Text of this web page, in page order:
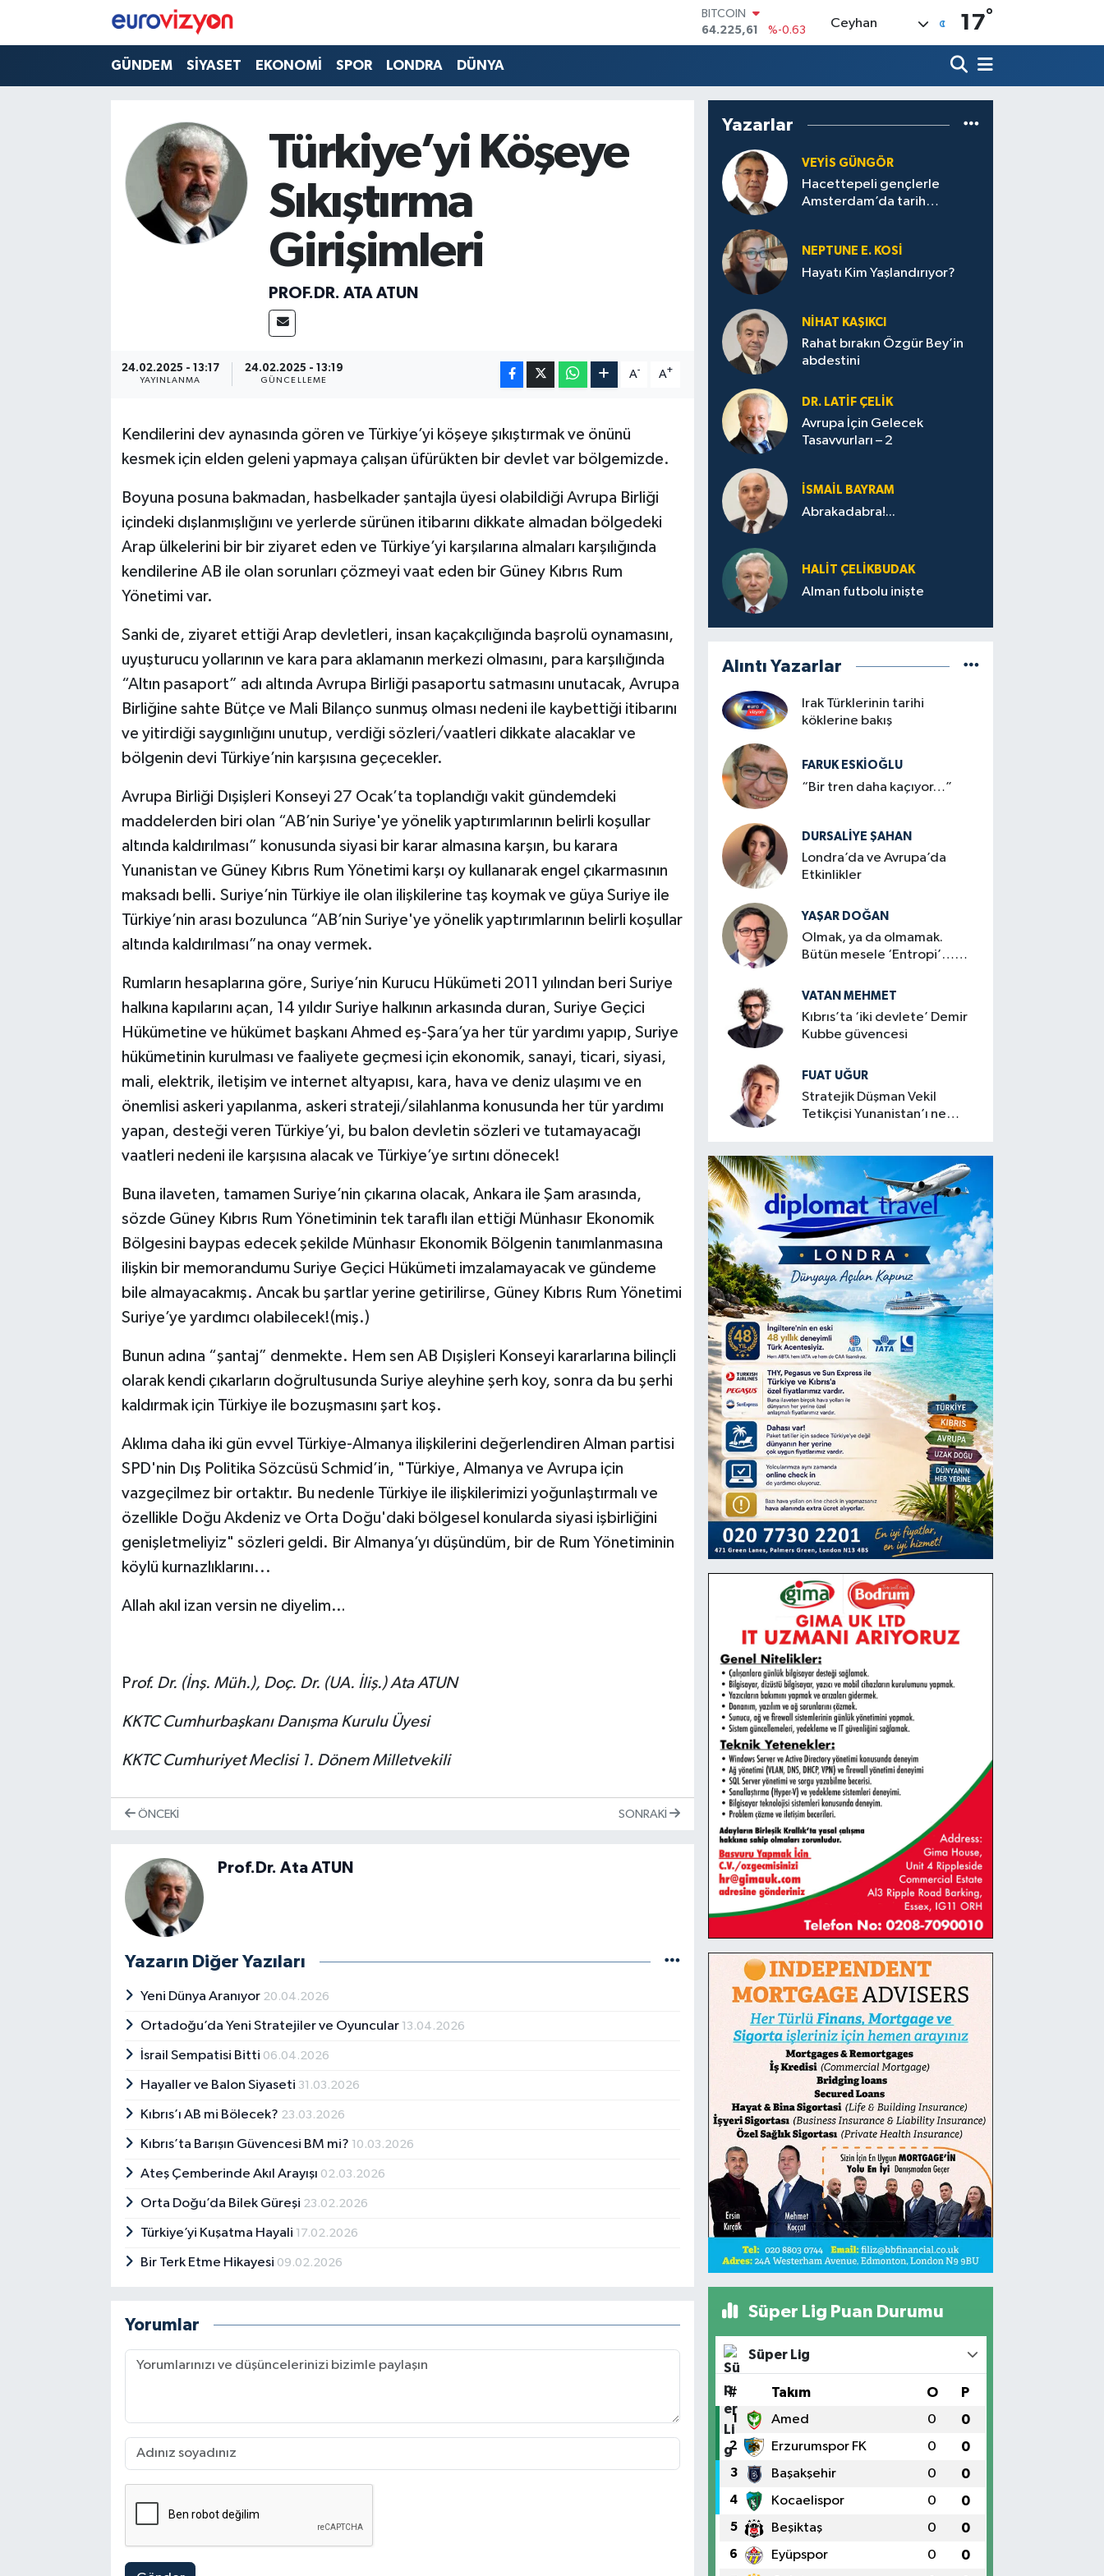
DOLAR
47,7143
%0.16
EURO
6510.40
%0.45
13.799
%70
BITCOIN
64.225,61
%-0.63
Ceyhan 17°
GÜNDEM SİYASET EKONOMİ SPOR LONDRA DÜNYA
Türkiye’yi Köşeye
Sıkıştırma
Girişimleri
PROF.DR. ATA ATUN
24.02.2025 - 13:17
YAYINLANMA
24.02.2025 - 13:19
GÜNCELLEME
A- A+
Kendilerini dev aynasında gören ve Türkiye’yi köşeye şıkıştırmak ve önünü
kesmek için elden geleni yapmaya çalışan üfürükten bir devlet var bölgemizde.
Boyuna posuna bakmadan, hasbelkader şantajla üyesi olabildiği Avrupa Birliği
içindeki dışlanmışlığını ve yerlerde sürünen itibarını dikkate almadan bölgedeki
Arap ülkelerini bir bir ziyaret eden ve Türkiye’yi karşılarına almaları karşılığında
kendilerine AB ile olan sorunları çözmeyi vaat eden bir Güney Kıbrıs Rum
Yönetimi var.
Sanki de, ziyaret ettiği Arap devletleri, insan kaçakçılığında başrolü oynamasını,
uyuşturucu yollarının ve kara para aklamanın merkezi olmasını, para karşılığında
“Altın pasaport” adı altında Avrupa Birliği pasaportu satmasını unutacak, Avrupa
Birliğine sahte Bütçe ve Mali Bilanço sunmuş olması nedeni ile kaybettiği itibarını
ve yitirdiği saygınlığını unutup, verdiği sözleri/vaatleri dikkate alacaklar ve
bölgenin devi Türkiye’nin karşısına geçecekler.
Avrupa Birliği Dışişleri Konseyi 27 Ocak’ta toplandığı vakit gündemdeki
maddelerden biri olan “AB’nin Suriye'ye yönelik yaptırımlarının belirli koşullar
altında kaldırılması” konusunda siyasi bir karar almasına karşın, bu karara
Yunanistan ve Güney Kıbrıs Rum Yönetimi karşı oy kullanarak engel çıkarmasının
maksadı belli. Suriye’nin Türkiye ile olan ilişkilerine taş koymak ve güya Suriye ile
Türkiye’nin arası bozulunca “AB’nin Suriye'ye yönelik yaptırımlarının belirli koşullar
altında kaldırılması”na onay vermek.
Rumların hesaplarına göre, Suriye’nin Kurucu Hükümeti 2011 yılından beri Suriye
halkına kapılarını açan, 14 yıldır Suriye halkının arkasında duran, Suriye Geçici
Hükümetine ve hükümet başkanı Ahmed eş-Şara’ya her tür yardımı yapıp, Suriye
hükümetinin kurulması ve faaliyete geçmesi için ekonomik, sanayi, ticari, siyasi,
mali, elektrik, iletişim ve internet altyapısı, kara, hava ve deniz ulaşımı ve en
önemlisi askeri yapılanma, askeri strateji/silahlanma konusunda her tür yardımı
yapan, desteği veren Türkiye’yi, bu balon devletin sözleri ve tutamayacağı
vaatleri nedeni ile karşısına alacak ve Türkiye’ye sırtını dönecek!
Buna ilaveten, tamamen Suriye’nin çıkarına olacak, Ankara ile Şam arasında,
sözde Güney Kıbrıs Rum Yönetiminin tek taraflı ilan ettiği Münhasır Ekonomik
Bölgesini baypas edecek şekilde Münhasır Ekonomik Bölgenin tanımlanmasına
ilişkin bir memorandumu Suriye Geçici Hükümeti imzalamayacak ve gündeme
bile almayacakmış. Ancak bu şartlar yerine getirilirse, Güney Kıbrıs Rum Yönetimi
Suriye’ye yardımcı olabilecek!(miş.)
Bunun adına “şantaj” denmekte. Hem sen AB Dışişleri Konseyi kararlarına bilinçli
olarak kendi çıkarların doğrultusunda Suriye aleyhine şerh koy, sonra da bu şerhi
kaldırmak için Türkiye ile bozuşmasını şart koş.
Aklıma daha iki gün evvel Türkiye-Almanya ilişkilerini değerlendiren Alman partisi
SPD'nin Dış Politika Sözcüsü Schmid’in, "Türkiye, Almanya ve Avrupa için
vazgeçilmez bir ortaktır. Bu nedenle Türkiye ile ilişkilerimizi yoğunlaştırmalı ve
özellikle Doğu Akdeniz ve Orta Doğu'daki bölgesel konularda siyasi işbirliğini
genişletmeliyiz" sözleri geldi. Bir Almanya’yı düşündüm, bir de Rum Yönetiminin
köylü kurnazlıklarını...
Allah akıl izan versin ne diyelim…
Prof. Dr. (İnş. Müh.), Doç. Dr. (UA. İliş.)Ata ATUN
KKTC Cumhurbaşkanı Danışma Kurulu Üyesi
KKTC Cumhuriyet Meclisi 1. Dönem Milletvekili
ÖNCEKI SONRAKI
Prof.Dr. Ata ATUN
Yazarın Diğer Yazıları
Yeni Dünya Aranıyor 20.04.2026
Ortadoğu’da Yeni Stratejiler ve Oyuncular 13.04.2026
İsrail Sempatisi Bitti 06.04.2026
Hayaller ve Balon Siyaseti 31.03.2026
Kıbrıs’ı AB mi Bölecek? 23.03.2026
Kıbrıs’ta Barışın Güvencesi BM mi? 10.03.2026
Ateş Çemberinde Akıl Arayışı 02.03.2026
Orta Doğu’da Bilek Güreşi 23.02.2026
Türkiye’yi Kuşatma Hayali 17.02.2026
Bir Terk Etme Hikayesi 09.02.2026
Yorumlar
Yazarlar
VEYIS GÜNGÖR
Hacettepeli gençlerle
Amsterdam’da tarih
NEPTUNE E. KOSİ
Hayatı Kim Yaşlandırıyor?
NİHAT KAŞIKCI
Rahat bırakın Özgür Bey’in
abdestini
DR. LATİF ÇELİK
Avrupa İçin Gelecek
Tasavvurları – 2
İSMAİL BAYRAM
Abrakadabra!...
HALIT ÇELİKBUDAK
Alman futbolu inişte
Alıntı Yazarlar
Irak Türklerinin tarihi
köklerine bakış
FARUK ESKİOĞLU
“Bir tren daha kaçıyor…”
DURSALIYE ŞAHAN
Londra’da ve Avrupa’da
Etkinlikler
YAŞAR DOĞAN
Olmak, ya da olmamak.
Bütün mesele ‘Entropi’…
VATAN MEHMET
Kıbrıs’ta ‘iki devlete’ Demir
Kubbe güvencesi
FUAT UĞUR
Stratejik Düşman Vekil
Tetikçisi Yunanistan’ı ne
Süper Lig Puan Durumu
Süper Lig
# Takım O P
1 Amed 0 0
2 Erzurumspor FK 0 0
3 Başakşehir 0 0
4 Kocaelispor 0 0
5 Beşiktaş 0 0
6 Eyüpspor 0 0